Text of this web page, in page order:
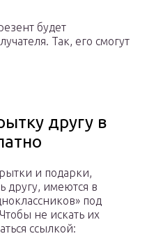
будет
Так, его смогут
другу в
и подарки,
другу, имеются в
под
не искать их
ссылкой: